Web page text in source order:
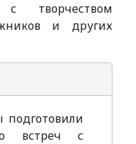
с творчеством
и других
подготовили
встреч с